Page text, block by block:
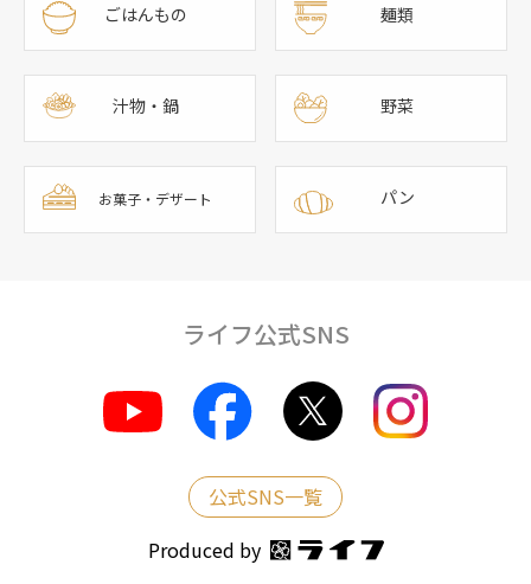
ごはんもの 麺類
汁物・鍋 野菜
お菓子・デザート パン
ライフ公式SNS
公式SNS一覧
Produced by